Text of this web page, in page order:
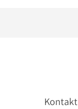
Kontakt